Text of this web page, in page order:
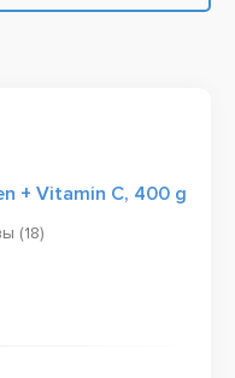
+ Vitamin C, 400 g
(18)